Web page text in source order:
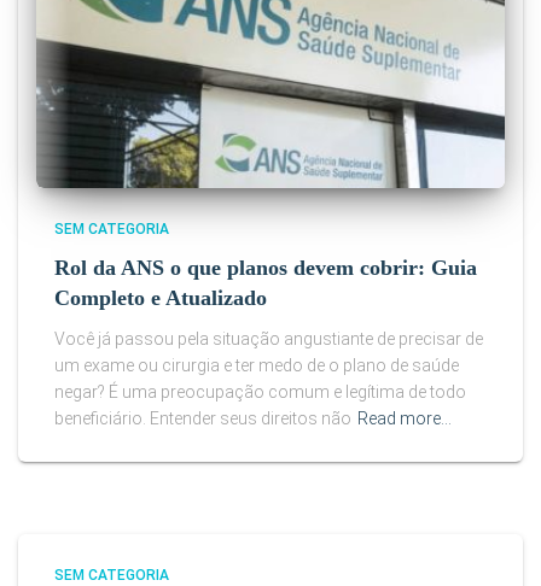
SEM CATEGORIA
Rol da ANS o que planos devem cobrir: Guia
Completo e Atualizado
Você já passou pela situação angustiante de precisar de
um exame ou cirurgia e ter medo de o plano de saúde
negar? É uma preocupação comum e legítima de todo
beneficiário. Entender seus direitos não Read more…
SEM CATEGORIA